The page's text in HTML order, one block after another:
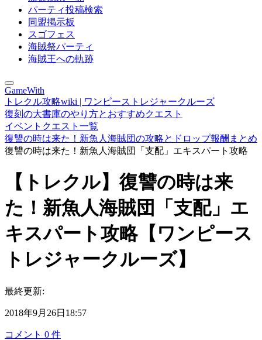
パーティ投稿検索
同盟掲示板
スゴフェス
海賊祭パーティ
海賊王への軌跡
GameWith
トレクル攻略wiki | ワンピーストレジャークルーズ
復刻の大書庫のやり方とおすすめクエスト
イベントクエスト一覧
復讐の時は来た！新魚人海賊団の攻略とドロップ報酬まとめ
復讐の時は来た！新魚人海賊団「支配」エキスパート攻略
【トレクル】復讐の時は来
た！新魚人海賊団「支配」エ
キスパート攻略【ワンピース
トレジャークルーズ】
最終更新:
2018年9月26日18:57
コメント 0 件